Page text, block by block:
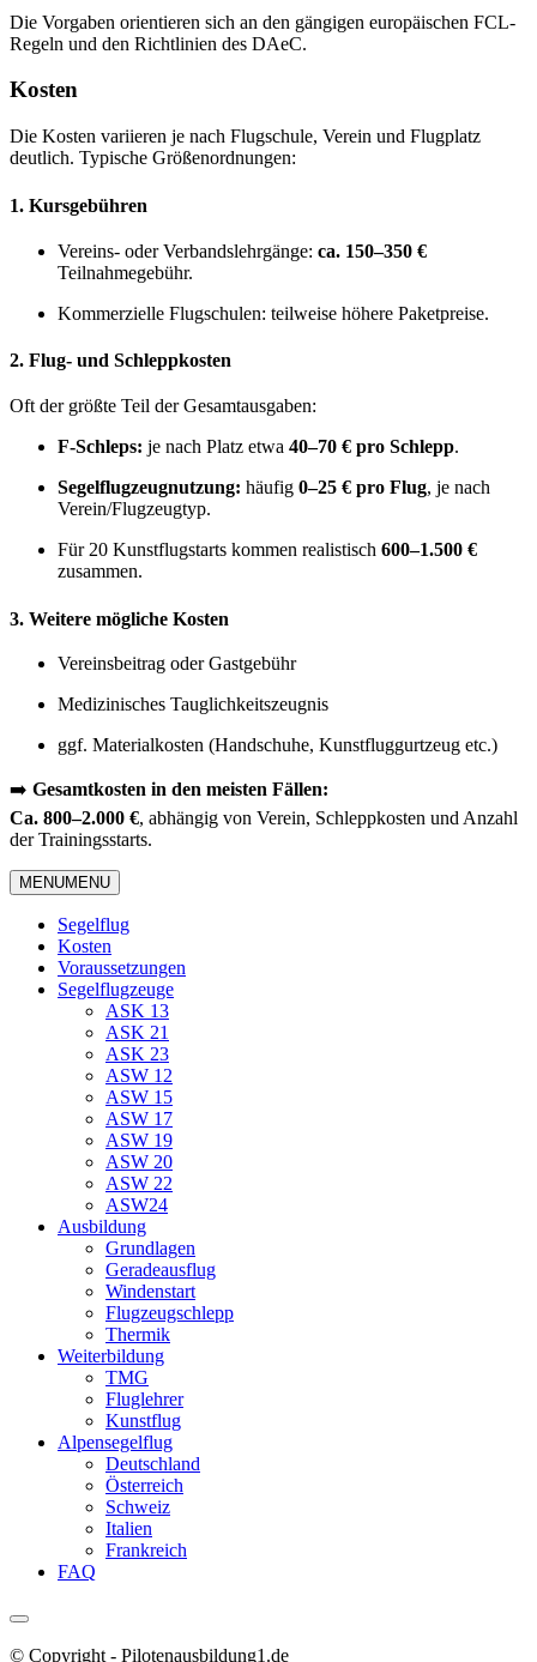
Die Vorgaben orientieren sich an den gängigen europäischen FCL-
Regeln und den Richtlinien des DAeC.
Kosten
Die Kosten variieren je nach Flugschule, Verein und Flugplatz
deutlich. Typische Größenordnungen:
1. Kursgebühren
Vereins- oder Verbandslehrgänge: ca. 150–350 €
Teilnahmegebühr.
Kommerzielle Flugschulen: teilweise höhere Paketpreise.
2. Flug- und Schleppkosten
Oft der größte Teil der Gesamtausgaben:
F-Schleps: je nach Platz etwa 40–70 € pro Schlepp.
Segelflugzeugnutzung: häufig 0–25 € pro Flug, je nach
Verein/Flugzeugtyp.
Für 20 Kunstflugstarts kommen realistisch 600–1.500 €
zusammen.
3. Weitere mögliche Kosten
Vereinsbeitrag oder Gastgebühr
Medizinisches Tauglichkeitszeugnis
ggf. Materialkosten (Handschuhe, Kunstfluggurtzeug etc.)
➡️ Gesamtkosten in den meisten Fällen:
Ca. 800–2.000 €, abhängig von Verein, Schleppkosten und Anzahl
der Trainingsstarts.
MENUMENU
Segelflug
Kosten
Voraussetzungen
Segelflugzeuge
ASK 13
ASK 21
ASK 23
ASW 12
ASW 15
ASW 17
ASW 19
ASW 20
ASW 22
ASW24
Ausbildung
Grundlagen
Geradeausflug
Windenstart
Flugzeugschlepp
Thermik
Weiterbildung
TMG
Fluglehrer
Kunstflug
Alpensegelflug
Deutschland
Österreich
Schweiz
Italien
Frankreich
FAQ
© Copyright - Pilotenausbildung1.de